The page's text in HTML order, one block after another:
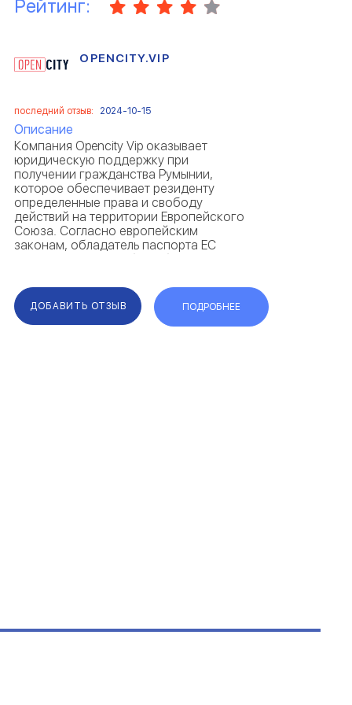
Рейтинг:
OPENCITY.VIP
последний отзыв: 2024-10-15
Описание
Компания Opencity Vip оказывает
юридическую поддержку при
получении гражданства Румынии,
которое обеспечивает резиденту
определенные права и свободу
действий на территории Европейского
Союза. Согласно европейским
законам, обладатель паспорта ЕС
имеет право на учебу, работу,
социальные гарантии в любой стране
Евросоюза. Получив румынск...
ДОБАВИТЬ ОТЗЫВ ПОДРОБНЕЕ